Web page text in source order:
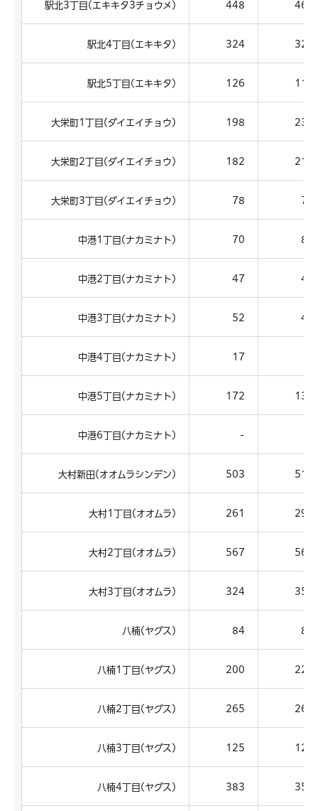
駅北3丁目(エキキタ3チョウメ) 448 465
駅北4丁目(エキキタ) 324 322
駅北5丁目(エキキタ) 126 116
大栄町1丁目(ダイエイチョウ) 198 230
大栄町2丁目(ダイエイチョウ) 182 211
大栄町3丁目(ダイエイチョウ) 78 78
中港1丁目(ナカミナト) 70 88
中港2丁目(ナカミナト) 47 48
中港3丁目(ナカミナト) 52 44
中港4丁目(ナカミナト) 17
中港5丁目(ナカミナト) 172 138
中港6丁目(ナカミナト) -
大村新田(オオムラシンデン) 503 511
大村1丁目(オオムラ) 261 290
大村2丁目(オオムラ) 567 565
大村3丁目(オオムラ) 324 358
八楠(ヤグス) 84 86
八楠1丁目(ヤグス) 200 221
八楠2丁目(ヤグス) 265 267
八楠3丁目(ヤグス) 125 127
八楠4丁目(ヤグス) 383 356